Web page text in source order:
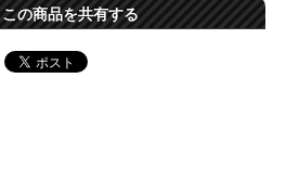
この商品を共有する